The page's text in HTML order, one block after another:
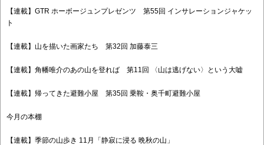
【連載】GTR ホーボージュンプレゼンツ 第55回 インサレーションジャケッ
ト
【連載】山を描いた画家たち 第32回 加藤泰三
【連載】角幡唯介のあの山を登れば 第11回 〈山は逃げない〉という大嘘
【連載】帰ってきた避難小屋 第35回 乗鞍・奥千町避難小屋
今月の本棚
【連載】季節の山歩き 11月「静寂に浸る 晩秋の山」